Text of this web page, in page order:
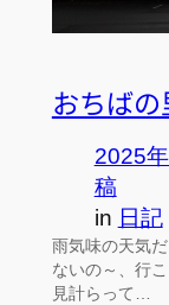
おちば
2025
稿
in 日記
雨気味の天気
ないの～、行
見計らって…